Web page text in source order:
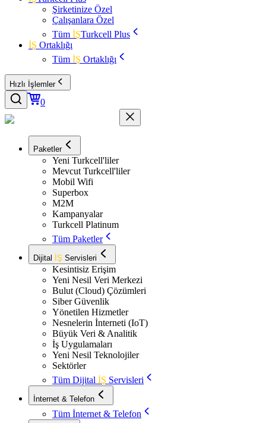
Şirketinize Özel
Çalışanlara Özel
Tüm İŞTurkcell Plus
İŞ Ortaklığı
Tüm İŞ Ortaklığı
Hızlı İşlemler
0
Paketler
Yeni Turkcell'liler
Mevcut Turkcell'liler
Mobil Wifi
Superbox
M2M
Kampanyalar
Turkcell Platinum
Tüm Paketler
Dijital İŞ Servisleri
Kesintisiz Erişim
Yeni Nesil Veri Merkezi
Bulut (Cloud) Çözümleri
Siber Güvenlik
Yönetilen Hizmetler
Nesnelerin İnterneti (IoT)
Büyük Veri & Analitik
İş Uygulamaları
Yeni Nesil Teknolojiler
Sektörler
Tüm Dijital İŞ Servisleri
İnternet & Telefon
Tüm İnternet & Telefon